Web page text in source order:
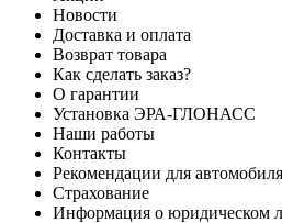
Новости
Доставка и оплата
Возврат товара
Как сделать заказ?
О гарантии
Установка ЭРА-ГЛОНАСС
Наши работы
Контакты
Рекомендации для автомобиля
Страхование
Информация о юридическом